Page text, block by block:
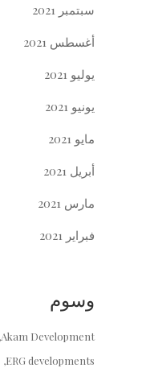
سبتمبر 2021
أغسطس 2021
يوليو 2021
يونيو 2021
مايو 2021
أبريل 2021
مارس 2021
فبراير 2021
وسوم
Akam Development
ERG developments